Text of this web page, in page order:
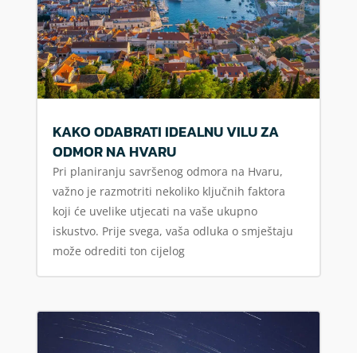
KAKO ODABRATI IDEALNU VILU ZA
ODMOR NA HVARU
Pri planiranju savršenog odmora na Hvaru,
važno je razmotriti nekoliko ključnih faktora
koji će uvelike utjecati na vaše ukupno
iskustvo. Prije svega, vaša odluka o smještaju
može odrediti ton cijelog